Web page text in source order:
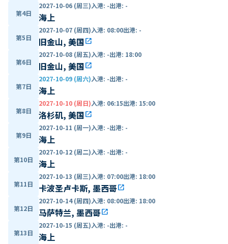
第4日
2027-10-06 (周三)入港: -出港: -
海上
第5日
2027-10-07 (周四)入港: 08:00出港: -
旧金山, 美国open_in_new
第6日
2027-10-08 (周五)入港: -出港: 18:00
旧金山, 美国open_in_new
第7日
2027-10-09 (周六)入港: -出港: -
海上
第8日
2027-10-10 (周日)入港: 06:15出港: 15:00
洛杉矶, 美国open_in_new
第9日
2027-10-11 (周一)入港: -出港: -
海上
第10日
2027-10-12 (周二)入港: -出港: -
海上
第11日
2027-10-13 (周三)入港: 07:00出港: 18:00
卡波圣卢卡斯, 墨西哥open_in_new
第12日
2027-10-14 (周四)入港: 08:00出港: 18:00
马萨特兰, 墨西哥open_in_new
第13日
2027-10-15 (周五)入港: -出港: -
海上